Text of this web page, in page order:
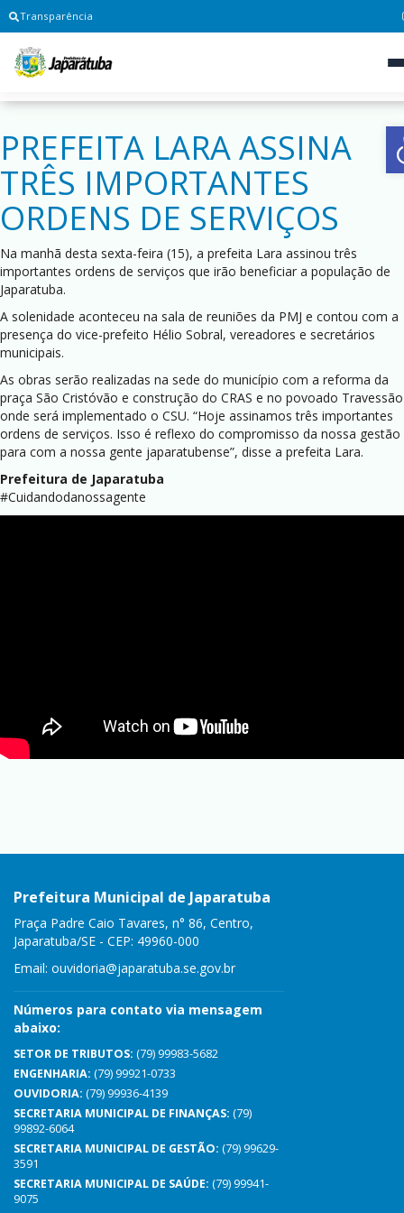
Transparência
PREFEITA LARA ASSINA
TRÊS IMPORTANTES
ORDENS DE SERVIÇOS
Na manhã desta sexta-feira (15), a prefeita Lara assinou três
importantes ordens de serviços que irão beneficiar a população de
Japaratuba.
A solenidade aconteceu na sala de reuniões da PMJ e contou com a
presença do vice-prefeito Hélio Sobral, vereadores e secretários
municipais.
As obras serão realizadas na sede do município com a reforma da
praça São Cristóvão e construção do CRAS e no povoado Travessão
onde será implementado o CSU. “Hoje assinamos três importantes
ordens de serviços. Isso é reflexo do compromisso da nossa gestão
para com a nossa gente japaratubense”, disse a prefeita Lara.
Prefeitura de Japaratuba
#Cuidandodanossagente
Prefeitura Municipal de Japaratuba
Praça Padre Caio Tavares, n° 86, Centro,
Japaratuba/SE - CEP: 49960-000
Email: ouvidoria@japaratuba.se.gov.br
Números para contato via mensagem
abaixo:
SETOR DE TRIBUTOS: (79) 99983-5682
ENGENHARIA: (79) 99921-0733
OUVIDORIA: (79) 99936-4139
SECRETARIA MUNICIPAL DE FINANÇAS: (79)
99892-6064
SECRETARIA MUNICIPAL DE GESTÃO: (79) 99629-
3591
SECRETARIA MUNICIPAL DE SAÚDE: (79) 99941-
9075